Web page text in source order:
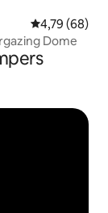
Gemiddelde
4,79 (68)
Dome